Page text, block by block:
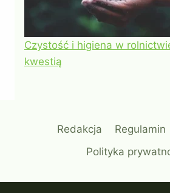
Czystość i higiena w
kwestią
Redakcja Regulamin
Polityka